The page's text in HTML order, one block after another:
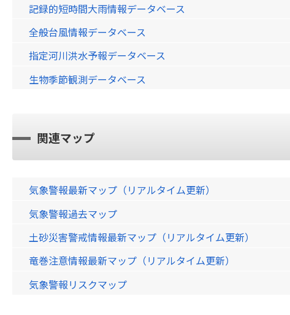
記録的短時間大雨情報データベース
全般台風情報データベース
指定河川洪水予報データベース
生物季節観測データベース
関連マップ
気象警報最新マップ（リアルタイム更新）
気象警報過去マップ
土砂災害警戒情報最新マップ（リアルタイム更新）
竜巻注意情報最新マップ（リアルタイム更新）
気象警報リスクマップ